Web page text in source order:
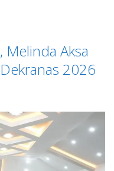
Melinda Aksa
2026